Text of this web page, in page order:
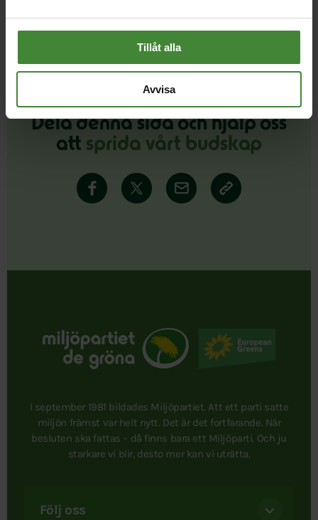
Tillåt alla
Avvisa
Dela denna sida och hjälp oss
att sprida vårt budskap
I september 1981 bildades Miljöpartiet. Att ett parti satte
miljön främst var helt nytt. Det är det fortfarande. När
besluten ska fattas – då finns bara ett Miljöparti. Och ju
starkare vi blir, desto mer kan vi uträtta.
Följ oss